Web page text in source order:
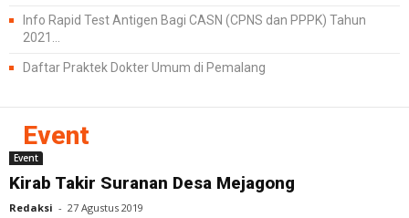
Info Rapid Test Antigen Bagi CASN (CPNS dan PPPK) Tahun
2021...
Daftar Praktek Dokter Umum di Pemalang
Event
Event
Kirab Takir Suranan Desa Mejagong
Redaksi - 27 Agustus 2019